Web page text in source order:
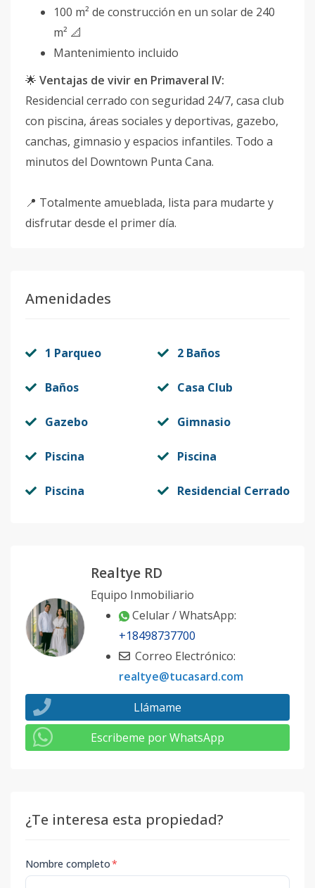
100 m² de construcción en un solar de 240
m² 📐
Mantenimiento incluido
🌟 Ventajas de vivir en Primaveral IV:
Residencial cerrado con seguridad 24/7, casa club
con piscina, áreas sociales y deportivas, gazebo,
canchas, gimnasio y espacios infantiles. Todo a
minutos del Downtown Punta Cana.
📍 Totalmente amueblada, lista para mudarte y
disfrutar desde el primer día.
Amenidades
1 Parqueo 2 Baños
Baños Casa Club
Gazebo Gimnasio
Piscina Piscina
Piscina Residencial Cerrado
Realtye RD
Equipo Inmobiliario
Celular / WhatsApp:
+18498737700
Correo Electrónico:
realtye@tucasard.com
Llámame
Escribeme por WhatsApp
¿Te interesa esta propiedad?
Nombre completo*